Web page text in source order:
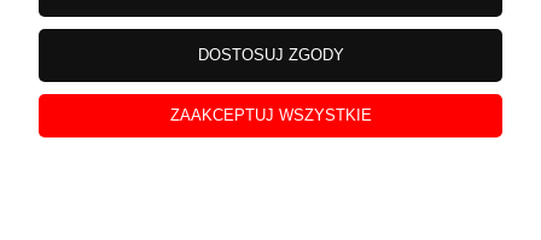
INFORMACJE
O NAS
DOSTOSUJ ZGODY
ZAAKCEPTUJ WSZYSTKIE